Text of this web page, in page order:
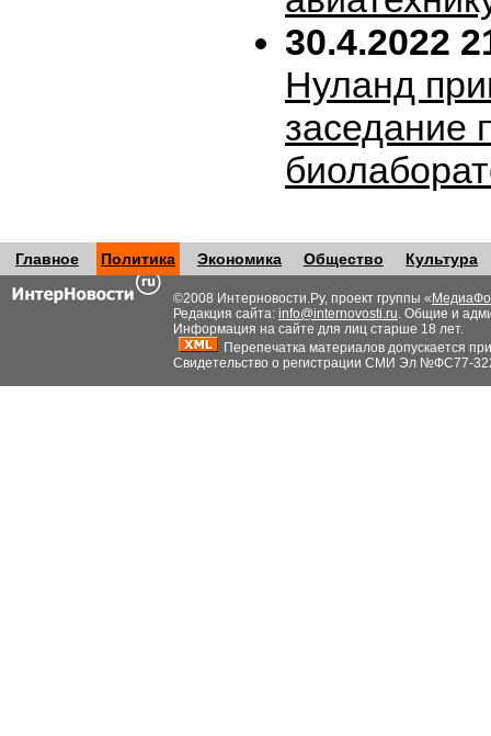
30.4.2022
Нуланд
заседание
Главное Политика Экономика Общество Культура
©2008 Интерновости.Ру, проект группы «
Редакция сайта: info@internovosti.ru. Общие и
Информация на сайте для лиц старше 18 лет.
Перепечатка материалов допускается
Свидетельство о регистрации СМИ Эл №ФС77-